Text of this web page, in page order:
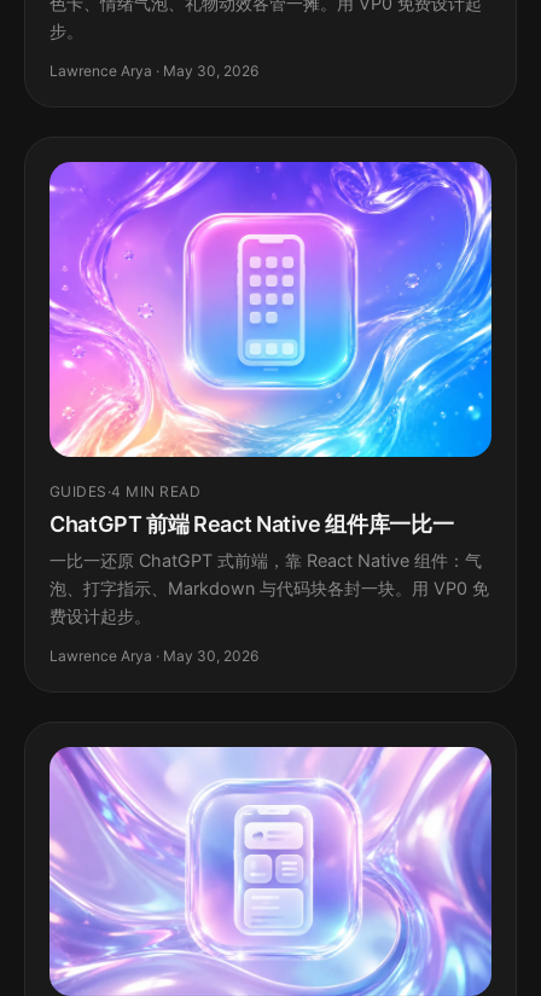
步。
Lawrence Arya · May 30, 2026
GUIDES ·4 MIN READ
ChatGPT 前端 React Native 组件库一比一
一比一还原 ChatGPT 式前端，靠 React Native 组件：气
泡、打字指示、Markdown 与代码块各封一块。用 VP0 免
费设计起步。
Lawrence Arya · May 30, 2026